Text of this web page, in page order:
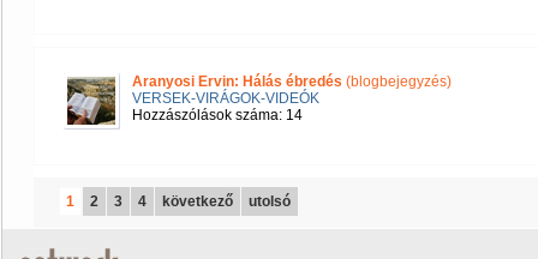
Aranyosi Ervin: Hálás ébredés (blogbejegyzés)
VERSEK-VIRÁGOK-VIDEÓK
Hozzászólások száma: 14
1 2 3 4 következő utolsó